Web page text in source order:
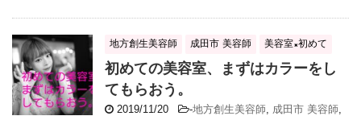
地方創生美容師 成田市 美容師 美容室×初めて
初めての美容室、まずはカラーをし
てもらおう。
2019/11/20 -地方創生美容師, 成田市 美容師,